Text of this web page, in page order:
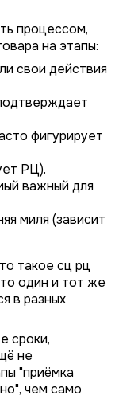
процессом,
на этапы:
свои действия
фигурирует
РЦ).
важный для
миля (зависит
такое сц рц
один и тот же
в разных
сроки,
не
"приёмка
чем само